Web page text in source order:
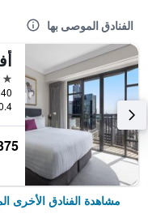
الفنادق الموصى بها
4 نجوم
0.4 كيلومتر عن وسط
375
مشاهدة الفنادق الأخرى